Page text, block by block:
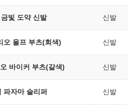
빛 도약 신발 신발
오 울프 부츠(회색) 신발
바이커 부츠(갈색) 신발
파자마 슬리퍼 신발